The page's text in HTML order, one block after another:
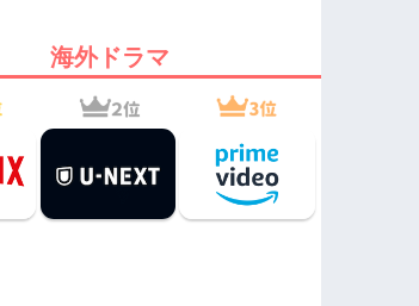
海外ドラマ